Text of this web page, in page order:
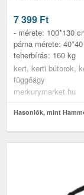
7 399 Ft
- mérete: 100*130
párna mérete:
teherbírás: 160 kg
kert, kerti bútorok,
függőágy
merkurymarket.hu
Hasonlók, mint